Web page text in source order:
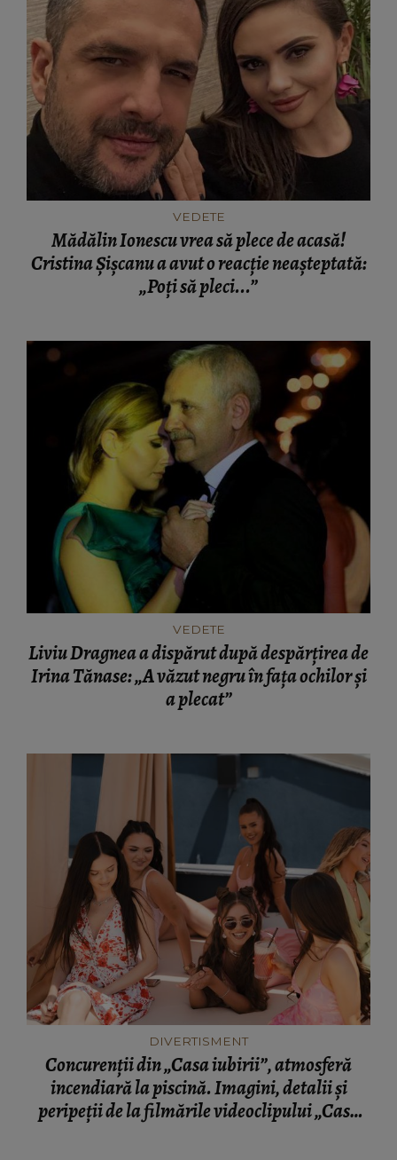
VEDETE
Mădălin Ionescu vrea să plece de acasă!
Cristina Șișcanu a avut o reacție neașteptată:
„Poți să pleci...”
VEDETE
Liviu Dragnea a dispărut după despărțirea de
Irina Tănase: „A văzut negru în fața ochilor și
a plecat”
DIVERTISMENT
Concurenții din „Casa iubirii”, atmosferă
incendiară la piscină. Imagini, detalii și
peripeții de la filmările videoclipului „Casa